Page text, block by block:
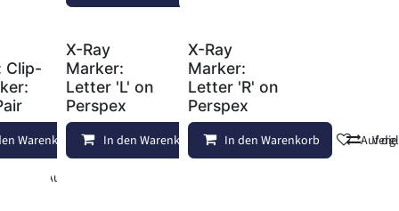
Auf die Wunschliste
Clip-
Warenkorb Auf die Wunschliste
X-Ray
Marker:
Letter 'L' on
Perspex
In den Warenkorb Vergleichen Auf
X-Ray
Marker:
Letter 'R' on
Perspex
In den Warenkorb